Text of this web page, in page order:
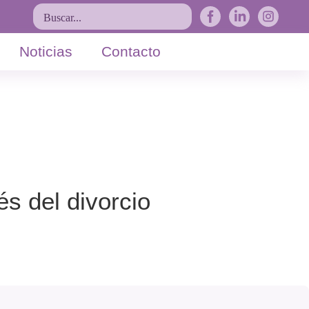
Buscar...
Noticias Contacto
del divorcio